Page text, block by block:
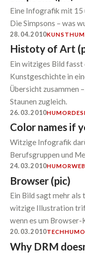
Eine Infografik mit 15
Die Simpsons – was
28.04.2010KUNST
Histoty of Art
Ein witziges Bild fasst
Kunstgeschichte in
Übersicht zusammen
Staunen zugleich.
26.03.2010HUMOR
Color names if
Witzige Infografik
Berufsgruppen und
24.03.2010HUMORWEB
Browser (pic)
Ein Bild sagt mehr als
witzige Illustration
wenn es um
20.03.2010TECH
Why DRM